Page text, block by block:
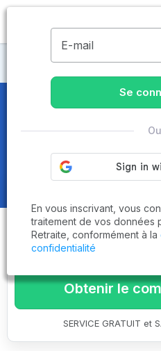
Maisons de retraite
Maisons de
Caylus
Obtenez le
établissements
critères en
Obtenir le
SERVICE GRATUIT et
E-mail
Se
Ou
En vous inscrivant, vous
traitement de vos données
Retraite, conformément à la
confidentialité